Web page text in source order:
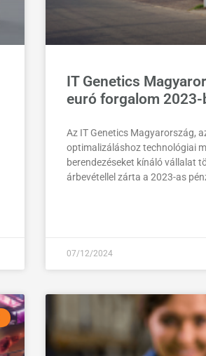
IT Genetics
euró forgalom 2023-
Az IT Genetics Magyarország,
optimalizáláshoz technológiai
berendezéseket kínáló vállalat
árbevétellel zárta a 2023-as
07/12/2024